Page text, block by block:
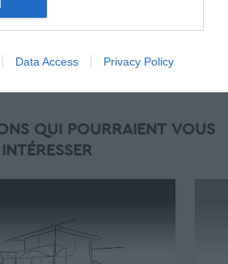
Data Access Privacy Policy
Je la veux !
QUI POURRAIENT VOUS
INTÉRESSER